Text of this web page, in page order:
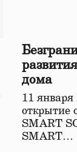
дома
11 января
SMART
SMART…